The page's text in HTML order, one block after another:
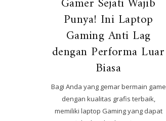
Punya! Ini Laptop
Gaming Anti Lag
dengan Performa Luar
Biasa
Bagi Anda yang gemar bermain game
dengan kualitas grafis terbaik,
memiliki laptop Gaming yang dapat